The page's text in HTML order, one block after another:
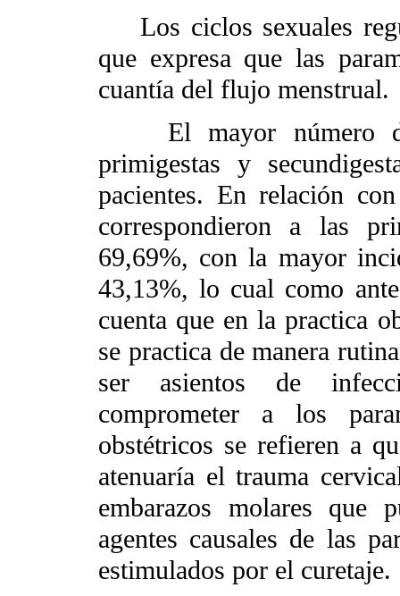
Los ciclos sexuales
que expresa que las
cuantía del flujo menstrual.
El mayor número de
primigestas y
pacientes. En relación
correspondieron a las
69,69%, con la mayor
43,13%, lo cual como
cuenta que en la practica
se practica de manera
ser asientos de
comprometer a los
obstétricos se refieren a
atenuaría el trauma
embarazos molares que
agentes causales de las
estimulados por el curetaje.